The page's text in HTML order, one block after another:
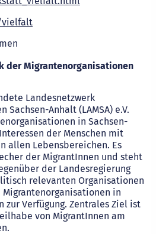
vielfalt
der Migrantenorganisationen
Landesnetzwerk
Sachsen-Anhalt (LAMSA) e.V.
in Sachsen-
der Menschen mit
allen Lebensbereichen. Es
der MigrantInnen und steht
der Landesregierung
relevanten Organisationen
in
zur Verfügung. Zentrales Ziel ist
von MigrantInnen am